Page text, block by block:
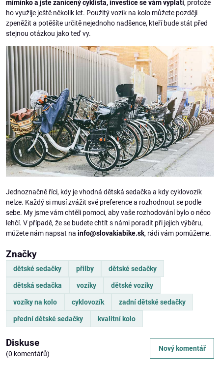
miminko a jste zanícený cyklista, investice se vám vyplatí, protože
ho využije ještě několik let. Použitý vozík na kolo můžete později
zpeněžit a potěšíte určitě nejednoho nadšence, kteří bude stát před
stejnou otázkou jako teď vy.
Jednoznačně říci, kdy je vhodná dětská sedačka a kdy cyklovozík
nelze. Každý si musí zvážit své preference a rozhodnout se podle
sebe. My jsme vám chtěli pomoci, aby vaše rozhodování bylo o něco
lehčí. V případě, že se budete chtít s námi poradit při jejich výběru,
můžete nám napsat na info@slovakiabike.sk, rádi vám pomůžeme.
Značky
dětské sedačky přilby dětské sedačky
dětská sedačka vozíky dětské vozíky
vozíky na kolo cyklovozík zadní dětské sedačky
přední dětské sedačky kvalitní kolo
Diskuse
(0 komentářů)
Nový komentář